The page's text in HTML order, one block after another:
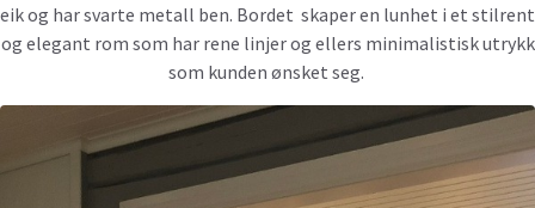
eik og har svarte metall ben. Bordet skaper en lunhet i et stilrent
og elegant rom som har rene linjer og ellers minimalistisk utrykk
som kunden ønsket seg.